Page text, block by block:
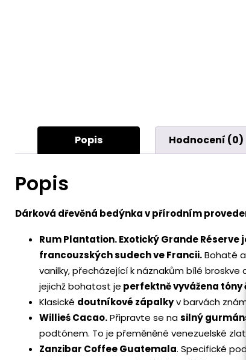
Popis Hodnocení (0)
Popis
Dárková dřevěná bedýnka v přírodním
Rum Plantation.Exotický Grande
francouzských sudech ve Francii.Bohaté
vanilky, přecházející k náznakům bílé broskve
jejichž bohatost je perfektně vyvážena
Klasické doutníkové zápalkyv barvách
Willieś Cacao.Připravte se nasilný
podtónem. To je přeměněné venezuelské
Zanzibar Coffee Guatemala. Specifické